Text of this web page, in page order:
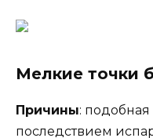
Мелкие точки
Причины:
последствием